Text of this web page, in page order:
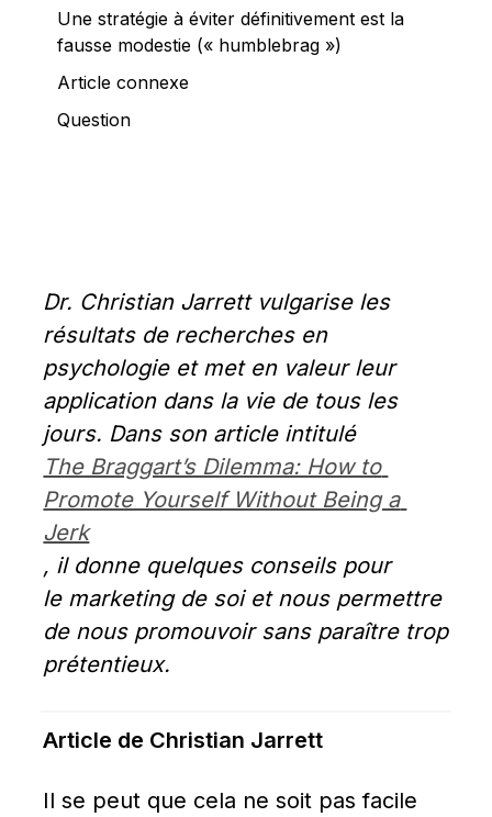
Une stratégie à éviter définitivement est la
fausse modestie (« humblebrag »)
Article connexe
Question
Dr. Christian Jarrett vulgarise les
résultats de recherches en
psychologie et met en valeur leur
application dans la vie de tous les
jours. Dans son article intitulé
The Braggart’s Dilemma: How to
Promote Yourself Without Being a
Jerk
, il donne quelques conseils pour
le marketing de soi et nous permettre
de nous promouvoir sans paraître trop
prétentieux.
Article de Christian Jarrett
Il se peut que cela ne soit pas facile